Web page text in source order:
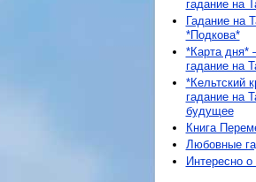
гадание на
Гадание на
*Подкова*
*Карта дня*
гадание на
*Кельтский
гадание на
будущее
Книга
Любовные
Интересно о